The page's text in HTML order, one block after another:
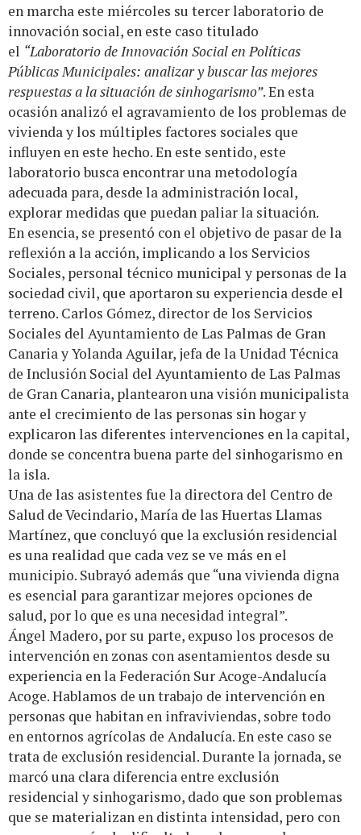
en marcha este miércoles su tercer laboratorio de
innovación social, en este caso titulado
el “Laboratorio de Innovación Social en Políticas
Públicas Municipales: analizar y buscar las mejores
respuestas a la situación de sinhogarismo”. En esta
ocasión analizó el agravamiento de los problemas de
vivienda y los múltiples factores sociales que
influyen en este hecho. En este sentido, este
laboratorio busca encontrar una metodología
adecuada para, desde la administración local,
explorar medidas que puedan paliar la situación.
En esencia, se presentó con el objetivo de pasar de la
reflexión a la acción, implicando a los Servicios
Sociales, personal técnico municipal y personas de la
sociedad civil, que aportaron su experiencia desde el
terreno. Carlos Gómez, director de los Servicios
Sociales del Ayuntamiento de Las Palmas de Gran
Canaria y Yolanda Aguilar, jefa de la Unidad Técnica
de Inclusión Social del Ayuntamiento de Las Palmas
de Gran Canaria, plantearon una visión municipalista
ante el crecimiento de las personas sin hogar y
explicaron las diferentes intervenciones en la capital,
donde se concentra buena parte del sinhogarismo en
la isla.
Una de las asistentes fue la directora del Centro de
Salud de Vecindario, María de las Huertas Llamas
Martínez, que concluyó que la exclusión residencial
es una realidad que cada vez se ve más en el
municipio. Subrayó además que “una vivienda digna
es esencial para garantizar mejores opciones de
salud, por lo que es una necesidad integral”.
Ángel Madero, por su parte, expuso los procesos de
intervención en zonas con asentamientos desde su
experiencia en la Federación Sur Acoge-Andalucía
Acoge. Hablamos de un trabajo de intervención en
personas que habitan en infraviviendas, sobre todo
en entornos agrícolas de Andalucía. En este caso se
trata de exclusión residencial. Durante la jornada, se
marcó una clara diferencia entre exclusión
residencial y sinhogarismo, dado que son problemas
que se materializan en distinta intensidad, pero con